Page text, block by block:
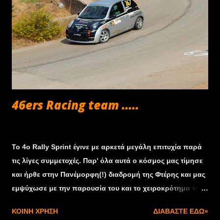
46ers Racing team .....
Το 4ο Rally Sprint έγινε με αρκετά μεγάλη επιτυχία παρά
τις λίγες συμμετοχές. Παρ' όλα αυτά ο κόσμος μας τίμησε
και ήρθε στην Πανέμορφη(!) διαδρομή της Φτέρης και μας
εμψύχωσε με την παρουσία του και το χειροκρότημα του
που καταφέραμε ήταν η δεύτερη θέση στην κατηγορία μας
ΚΟΙΝΉ ΧΡΉΣΗ ΔΙΑΒΆΣΤΕ ΕΔΏ»